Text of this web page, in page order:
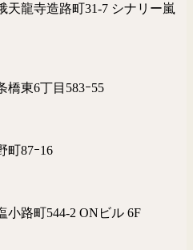
天龍寺造路町31-7 シナリー嵐
橋東6丁目583ｰ55
町87ｰ16
小路町544-2 ONビル 6F